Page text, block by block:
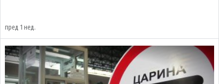
пред 1 нед.